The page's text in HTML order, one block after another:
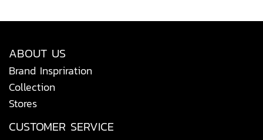
ABOUT US
Brand Inspriration
Collection
Stores
CUSTOMER SERVICE